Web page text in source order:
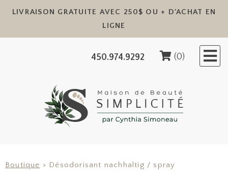
LIVRAISON GRATUITE AVEC 250$ OU + D'ACHAT EN
LIGNE
450.974.9292 (0)
Boutique > Désodorisant nachhaltig / spray